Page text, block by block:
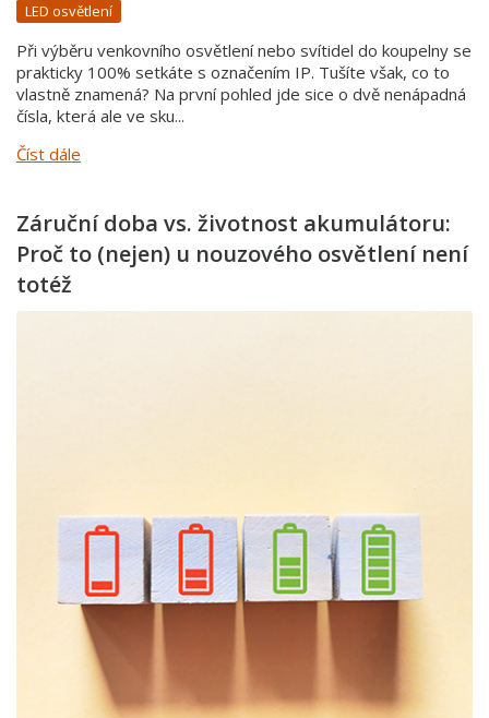
LED osvětlení
Při výběru venkovního osvětlení nebo svítidel do koupelny se
prakticky 100% setkáte s označením IP. Tušíte však, co to
vlastně znamená? Na první pohled jde sice o dvě nenápadná
čísla, která ale ve sku...
Číst dále
Záruční doba vs. životnost akumulátoru:
Proč to (nejen) u nouzového osvětlení není
totéž